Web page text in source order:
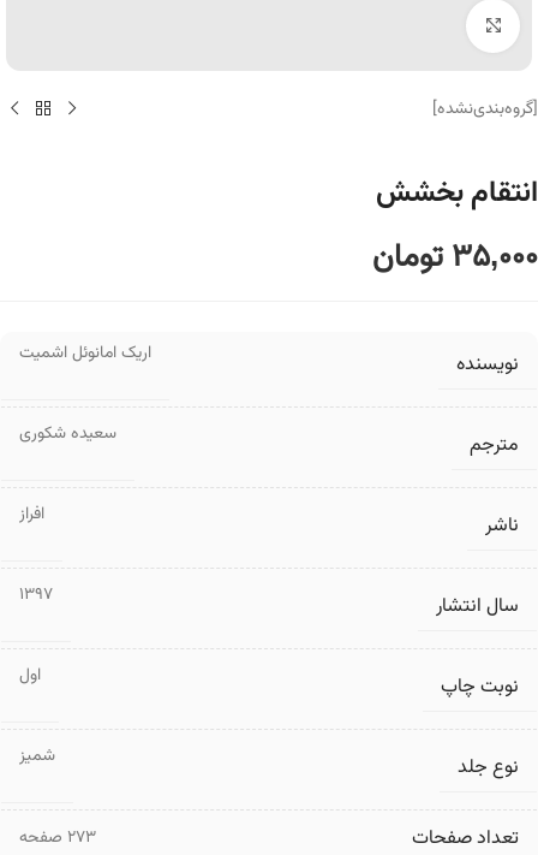
برای بزرگنمایی کلیک کنید
[گروه‌بندی‌نشده]
انتقام بخشش
35,000تومان
نویسنده اریک امانوئل اشمیت
مترجم سعیده شکوری
ناشر افراز
سال انتشار 1397
نوبت چاپ اول
نوع جلد شمیز
تعداد صفحات ۲۷۳ صفحه